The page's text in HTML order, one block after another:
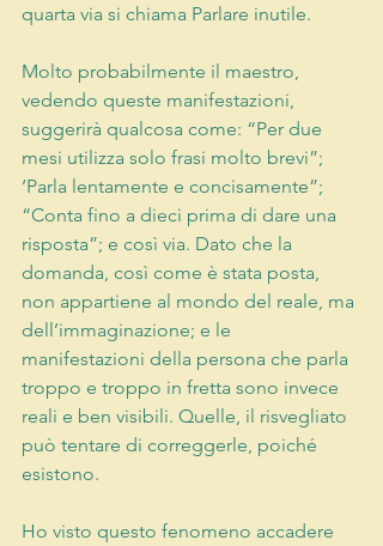
quarta via si chiama Parlare inutile.
Molto probabilmente il maestro,
vedendo queste manifestazioni,
suggerirà qualcosa come: “Per due
mesi utilizza solo frasi molto brevi”;
‘Parla lentamente e concisamente”;
“Conta fino a dieci prima di dare una
risposta”; e così via. Dato che la
domanda, così come è stata posta,
non appartiene al mondo del reale, ma
dell’immaginazione; e le
manifestazioni della persona che parla
troppo e troppo in fretta sono invece
reali e ben visibili. Quelle, il risvegliato
può tentare di correggerle, poiché
esistono.
Ho visto questo fenomeno accadere